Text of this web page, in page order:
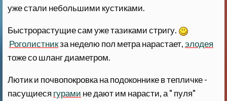
уже стали небольшими кустиками.
Быстрорастущие сам уже тазиками стригу.
Роголистникза неделю пол метра нарастает,элодея
тоже со шланг диаметром.
Лютик и почвопокровка на подоконнике в тепличке -
пасущиеся гурами не дают им нарасти, а " пуля"